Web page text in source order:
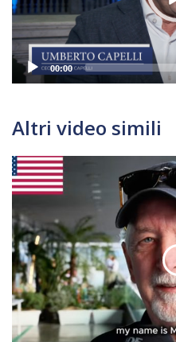
00:00
Altri video simili